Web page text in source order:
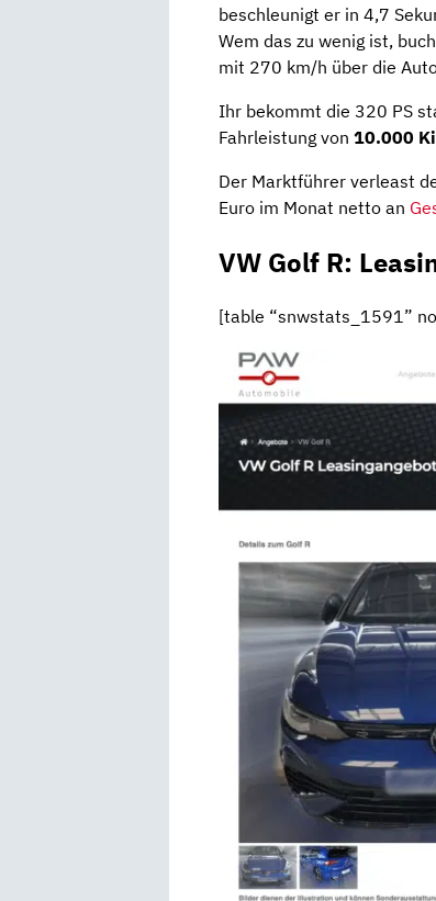
beschleunigt er in 4,7
Wem das zu wenig ist,
mit 270 km/h über die
Ihr bekommt die 320 PS
Fahrleistung von 10.000
Der Marktführer verleast
Euro im Monat netto an
VW Golf R:
[table “snwstats_1591”